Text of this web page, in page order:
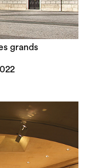
grands